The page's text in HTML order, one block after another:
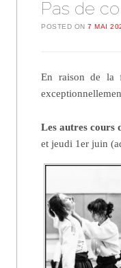
Pas de
POSTED ON7 MAI
En raison de la
Les autres cours
et jeudi 1er juin